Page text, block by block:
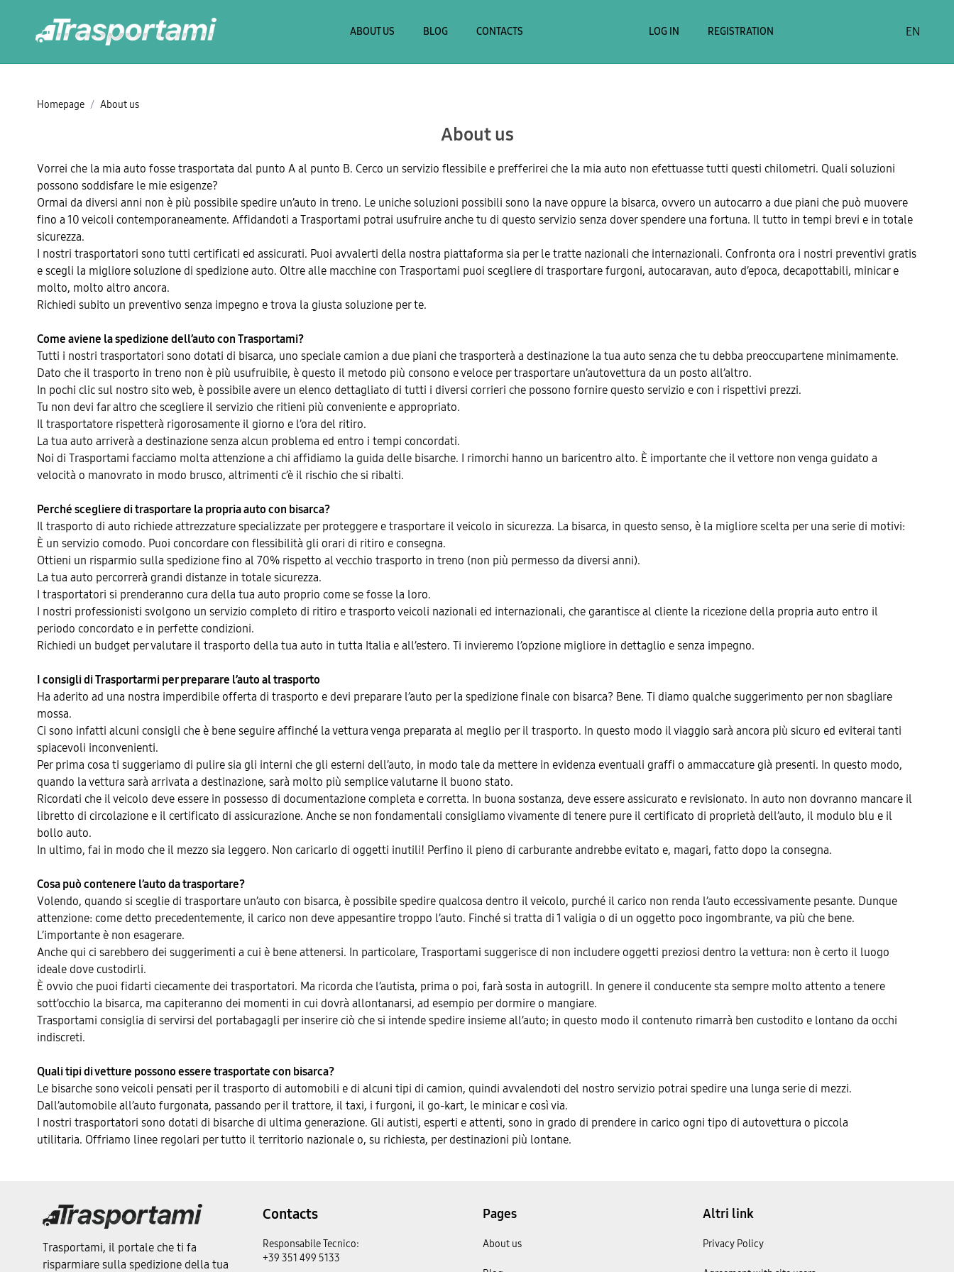
ABOUT US BLOG CONTACTS LOG IN REGISTRATION EN
Homepage / About us
About us
Vorrei che la mia auto fosse trasportata dal punto A al punto B. Cerco un servizio flessibile e prefferirei che la mia auto non efettuasse tutti questi chilometri. Quali soluzioni
possono soddisfare le mie esigenze?
Ormai da diversi anni non è più possibile spedire un’auto in treno. Le uniche soluzioni possibili sono la nave oppure la bisarca, ovvero un autocarro a due piani che può muovere
fino a 10 veicoli contemporaneamente. Affidandoti a Trasportami potrai usufruire anche tu di questo servizio senza dover spendere una fortuna. Il tutto in tempi brevi e in totale
sicurezza.
I nostri trasportatori sono tutti certificati ed assicurati. Puoi avvalerti della nostra piattaforma sia per le tratte nazionali che internazionali. Confronta ora i nostri preventivi gratis
e scegli la migliore soluzione di spedizione auto. Oltre alle macchine con Trasportami puoi scegliere di trasportare furgoni, autocaravan, auto d’epoca, decapottabili, minicar e
molto, molto altro ancora.
Richiedi subito un preventivo senza impegno e trova la giusta soluzione per te.
Come aviene la spedizione dell’auto con Trasportami?
Tutti i nostri trasportatori sono dotati di bisarca, uno speciale camion a due piani che trasporterà a destinazione la tua auto senza che tu debba preoccupartene minimamente.
Dato che il trasporto in treno non è più usufruibile, è questo il metodo più consono e veloce per trasportare un’autovettura da un posto all’altro.
In pochi clic sul nostro sito web, è possibile avere un elenco dettagliato di tutti i diversi corrieri che possono fornire questo servizio e con i rispettivi prezzi.
Tu non devi far altro che scegliere il servizio che ritieni più conveniente e appropriato.
Il trasportatore rispetterà rigorosamente il giorno e l’ora del ritiro.
La tua auto arriverà a destinazione senza alcun problema ed entro i tempi concordati.
Noi di Trasportami facciamo molta attenzione a chi affidiamo la guida delle bisarche. I rimorchi hanno un baricentro alto. È importante che il vettore non venga guidato a
velocità o manovrato in modo brusco, altrimenti c’è il rischio che si ribalti.
Perché scegliere di trasportare la propria auto con bisarca?
Il trasporto di auto richiede attrezzature specializzate per proteggere e trasportare il veicolo in sicurezza. La bisarca, in questo senso, è la migliore scelta per una serie di motivi:
È un servizio comodo. Puoi concordare con flessibilità gli orari di ritiro e consegna.
Ottieni un risparmio sulla spedizione fino al 70% rispetto al vecchio trasporto in treno (non più permesso da diversi anni).
La tua auto percorrerà grandi distanze in totale sicurezza.
I trasportatori si prenderanno cura della tua auto proprio come se fosse la loro.
I nostri professionisti svolgono un servizio completo di ritiro e trasporto veicoli nazionali ed internazionali, che garantisce al cliente la ricezione della propria auto entro il
periodo concordato e in perfette condizioni.
Richiedi un budget per valutare il trasporto della tua auto in tutta Italia e all’estero. Ti invieremo l’opzione migliore in dettaglio e senza impegno.
I consigli di Trasportarmi per preparare l’auto al trasporto
Ha aderito ad una nostra imperdibile offerta di trasporto e devi preparare l’auto per la spedizione finale con bisarca? Bene. Ti diamo qualche suggerimento per non sbagliare
mossa.
Ci sono infatti alcuni consigli che è bene seguire affinché la vettura venga preparata al meglio per il trasporto. In questo modo il viaggio sarà ancora più sicuro ed eviterai tanti
spiacevoli inconvenienti.
Per prima cosa ti suggeriamo di pulire sia gli interni che gli esterni dell’auto, in modo tale da mettere in evidenza eventuali graffi o ammaccature già presenti. In questo modo,
quando la vettura sarà arrivata a destinazione, sarà molto più semplice valutarne il buono stato.
Ricordati che il veicolo deve essere in possesso di documentazione completa e corretta. In buona sostanza, deve essere assicurato e revisionato. In auto non dovranno mancare il
libretto di circolazione e il certificato di assicurazione. Anche se non fondamentali consigliamo vivamente di tenere pure il certificato di proprietà dell’auto, il modulo blu e il
bollo auto.
In ultimo, fai in modo che il mezzo sia leggero. Non caricarlo di oggetti inutili! Perfino il pieno di carburante andrebbe evitato e, magari, fatto dopo la consegna.
Cosa può contenere l’auto da trasportare?
Volendo, quando si sceglie di trasportare un’auto con bisarca, è possibile spedire qualcosa dentro il veicolo, purché il carico non renda l’auto eccessivamente pesante. Dunque
attenzione: come detto precedentemente, il carico non deve appesantire troppo l’auto. Finché si tratta di 1 valigia o di un oggetto poco ingombrante, va più che bene.
L’importante è non esagerare.
Anche qui ci sarebbero dei suggerimenti a cui è bene attenersi. In particolare, Trasportami suggerisce di non includere oggetti preziosi dentro la vettura: non è certo il luogo
ideale dove custodirli.
È ovvio che puoi fidarti ciecamente dei trasportatori. Ma ricorda che l’autista, prima o poi, farà sosta in autogrill. In genere il conducente sta sempre molto attento a tenere
sott’occhio la bisarca, ma capiteranno dei momenti in cui dovrà allontanarsi, ad esempio per dormire o mangiare.
Trasportami consiglia di servirsi del portabagagli per inserire ciò che si intende spedire insieme all’auto; in questo modo il contenuto rimarrà ben custodito e lontano da occhi
indiscreti.
Quali tipi di vetture possono essere trasportate con bisarca?
Le bisarche sono veicoli pensati per il trasporto di automobili e di alcuni tipi di camion, quindi avvalendoti del nostro servizio potrai spedire una lunga serie di mezzi.
Dall’automobile all’auto furgonata, passando per il trattore, il taxi, i furgoni, il go-kart, le minicar e così via.
I nostri trasportatori sono dotati di bisarche di ultima generazione. Gli autisti, esperti e attenti, sono in grado di prendere in carico ogni tipo di autovettura o piccola
utilitaria. Offriamo linee regolari per tutto il territorio nazionale o, su richiesta, per destinazioni più lontane.
Trasportami, il portale che ti fa
risparmiare sulla spedizione della tua
Contacts
Responsabile Tecnico:
+39 351 499 5133
Pages
About us
Altri link
Privacy Policy